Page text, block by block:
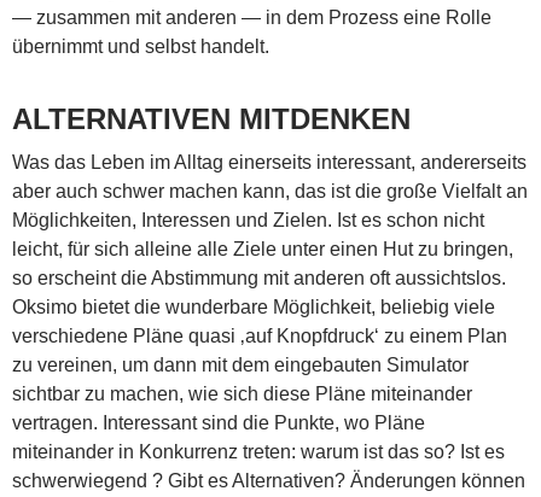
— zusammen mit anderen — in dem Prozess eine Rolle
übernimmt und selbst handelt.
ALTERNATIVEN MITDENKEN
Was das Leben im Alltag einerseits interessant, andererseits
aber auch schwer machen kann, das ist die große Vielfalt an
Möglichkeiten, Interessen und Zielen. Ist es schon nicht
leicht, für sich alleine alle Ziele unter einen Hut zu bringen,
so erscheint die Abstimmung mit anderen oft aussichtslos.
Oksimo bietet die wunderbare Möglichkeit, beliebig viele
verschiedene Pläne quasi ‚auf Knopfdruck‘ zu einem Plan
zu vereinen, um dann mit dem eingebauten Simulator
sichtbar zu machen, wie sich diese Pläne miteinander
vertragen. Interessant sind die Punkte, wo Pläne
miteinander in Konkurrenz treten: warum ist das so? Ist es
schwerwiegend ? Gibt es Alternativen? Änderungen können